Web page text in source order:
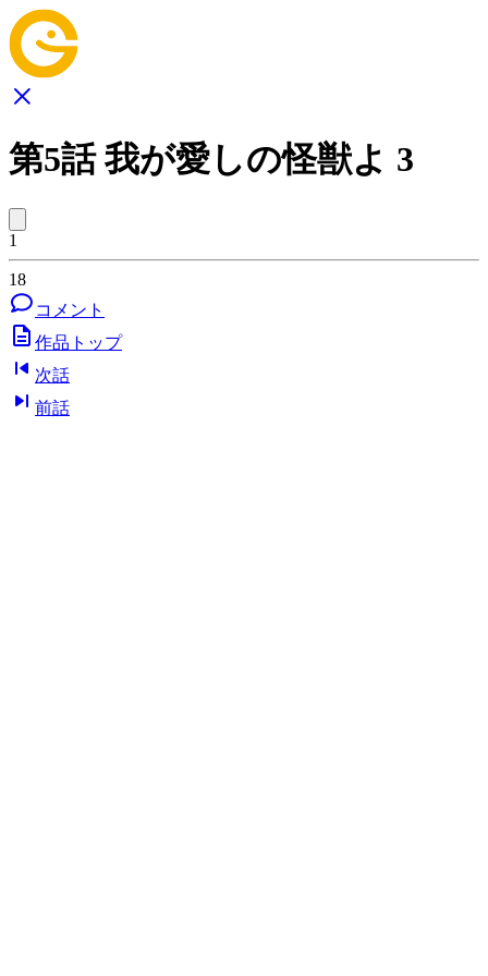
第5話 我が愛しの怪獣よ 3
1
18
コメント
作品トップ
次話
前話